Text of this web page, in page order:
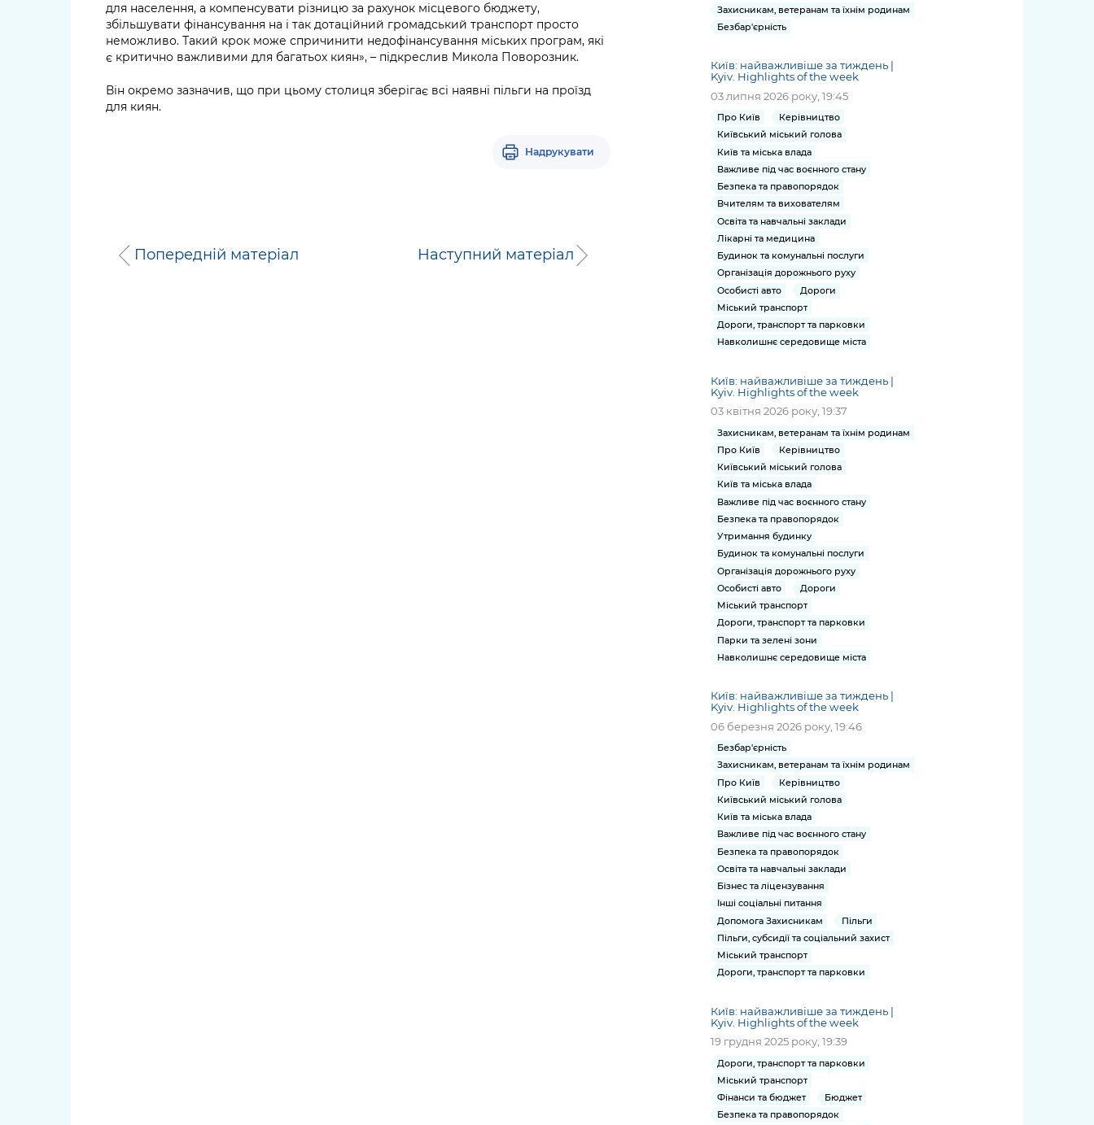
для населення, а компенсувати різницю за рахунок місцевого бюджету,
збільшувати фінансування на і так дотаційний громадський транспорт просто
неможливо. Такий крок може спричинити недофінансування міських програм, які
є критично важливими для багатьох киян», – підкреслив Микола Поворозник.
Він окремо зазначив, що при цьому столиця зберігає всі наявні пільги на проїзд
для киян.
Надрукувати
Попередній матеріал Наступний матеріал
Захисникам, ветеранам та їхнім родинам
Безбар'єрність
Київ: найважливіше за тиждень |
Kyiv. Highlights of the week
03 липня 2026 року, 19:45
Про Київ
Керівництво
Київський міський голова
Київ та міська влада
Важливе під час воєнного стану
Безпека та правопорядок
Вчителям та вихователям
Освіта та навчальні заклади
Лікарні та медицина
Будинок та комунальні послуги
Організація дорожнього руху
Особисті авто
Дороги
Міський транспорт
Дороги, транспорт та парковки
Навколишнє середовище міста
Київ: найважливіше за тиждень |
Kyiv. Highlights of the week
03 квітня 2026 року, 19:37
Захисникам, ветеранам та їхнім родинам
Про Київ
Керівництво
Київський міський голова
Київ та міська влада
Важливе під час воєнного стану
Безпека та правопорядок
Утримання будинку
Будинок та комунальні послуги
Організація дорожнього руху
Особисті авто
Дороги
Міський транспорт
Дороги, транспорт та парковки
Парки та зелені зони
Навколишнє середовище міста
Київ: найважливіше за тиждень |
Kyiv. Highlights of the week
06 березня 2026 року, 19:46
Безбар'єрність
Захисникам, ветеранам та їхнім родинам
Про Київ
Керівництво
Київський міський голова
Київ та міська влада
Важливе під час воєнного стану
Безпека та правопорядок
Освіта та навчальні заклади
Бізнес та ліцензування
Інші соціальні питання
Допомога Захисникам
Пільги
Пільги, субсидії та соціальний захист
Міський транспорт
Дороги, транспорт та парковки
Київ: найважливіше за тиждень |
Kyiv. Highlights of the week
19 грудня 2025 року, 19:39
Дороги, транспорт та парковки
Міський транспорт
Фінанси та бюджет
Бюджет
Безпека та правопорядок